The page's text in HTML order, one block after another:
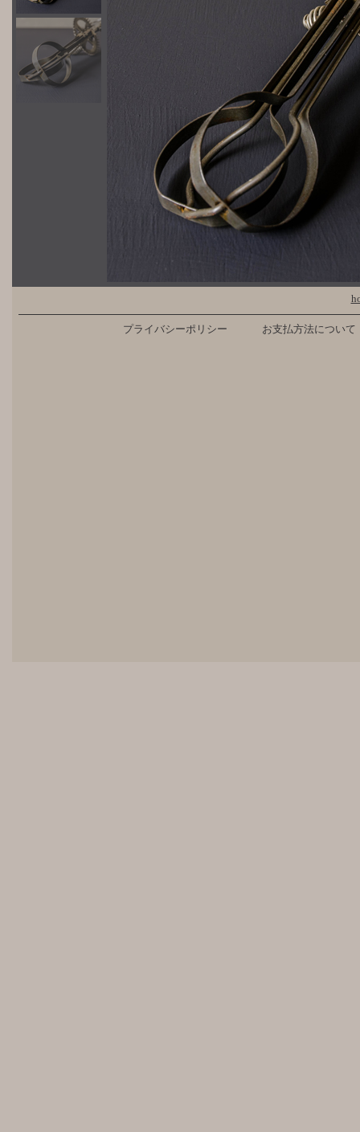
プライバシーポリシー お支払方法について